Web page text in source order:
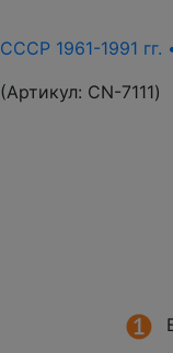
СССР 1961-1991
(Артикул: СN-7111)